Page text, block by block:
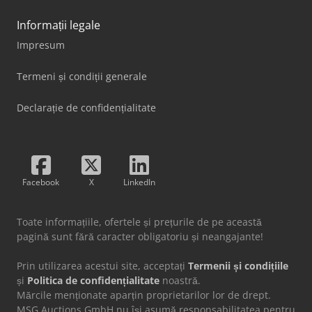
Informații legale
Impresum
Termeni și condiții generale
Declarație de confidențialitate
Facebook X LinkedIn
Toate informațiile, ofertele și prețurile de pe această
pagină sunt fără caracter obligatoriu și neangajante!
Prin utilizarea acestui site, acceptați Termenii și condițiile
și Politica de confidențialitate noastră.
Mărcile menționate aparțin proprietarilor lor de drept.